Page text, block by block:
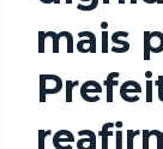
mais